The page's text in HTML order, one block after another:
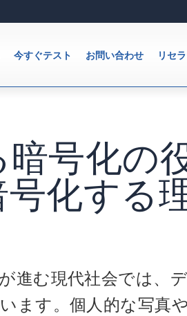
リセ
お問い合わせ
今すぐテスト
号化の
化する
進む現代社会では、
ます。個人的な写真